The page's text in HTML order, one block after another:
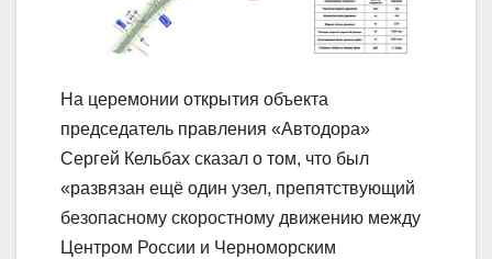
На церемонии открытия объекта
председатель правления «Автодора»
Сергей Кельбах сказал о том, что был
«развязан ещё один узел, препятствующий
безопасному скоростному движению между
Центром России и Черноморским